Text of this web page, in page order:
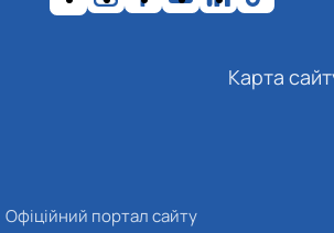
Карта
Офіційний портал сайту